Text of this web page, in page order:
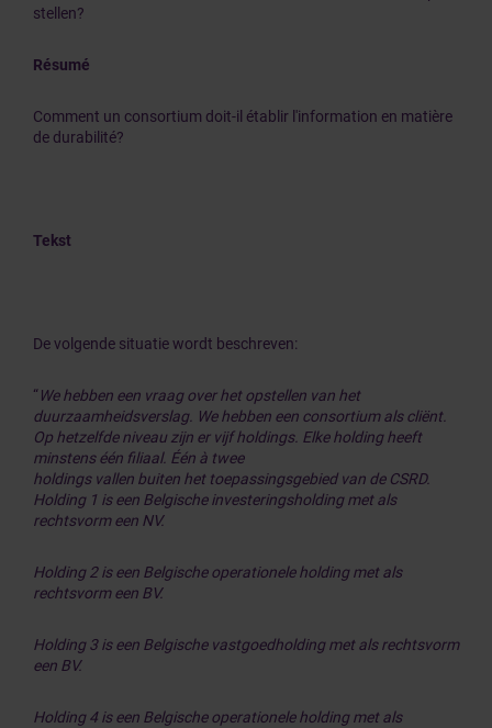
stellen?
Résumé
Comment un consortium doit-il établir l'information en matière
de durabilité?
Tekst
De volgende situatie wordt beschreven:
“We hebben een vraag over het opstellen van het
duurzaamheidsverslag. We hebben een consortium als cliënt.
Op hetzelfde niveau zijn er vijf holdings. Elke holding heeft
minstens één filiaal. Één à twee
holdings vallen buiten het toepassingsgebied van de CSRD.
Holding 1 is een Belgische investeringsholding met als
rechtsvorm een NV.
Holding 2 is een Belgische operationele holding met als
rechtsvorm een BV.
Holding 3 is een Belgische vastgoedholding met als rechtsvorm
een BV.
Holding 4 is een Belgische operationele holding met als